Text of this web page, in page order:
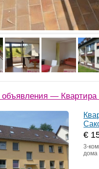
— Квартира
€
3-
дома